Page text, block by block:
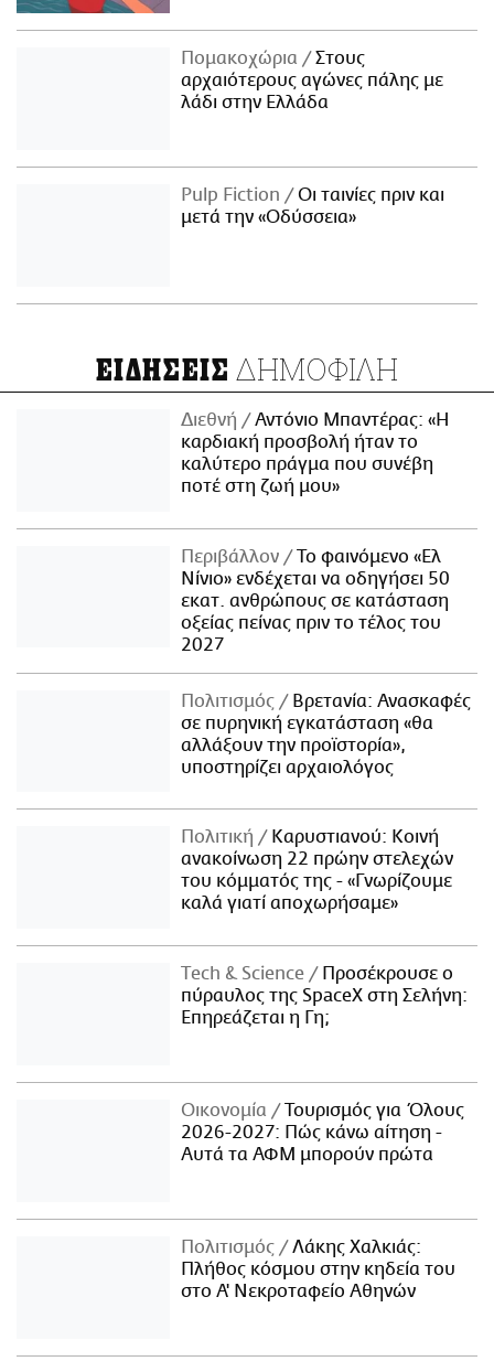
Πομακοχώρια
Στους
αρχαιότερους αγώνες πάλης με
λάδι στην Ελλάδα
Pulp Fiction
Οι ταινίες πριν και
μετά την «Οδύσσεια»
ΕΙΔΗΣΕΙΣ ΔΗΜΟΦΙΛΗ
Διεθνή
Αντόνιο Μπαντέρας: «Η
καρδιακή προσβολή ήταν το
καλύτερο πράγμα που συνέβη
ποτέ στη ζωή μου»
Περιβάλλον
Το φαινόμενο «Ελ
Νίνιο» ενδέχεται να οδηγήσει 50
εκατ. ανθρώπους σε κατάσταση
οξείας πείνας πριν το τέλος του
2027
Πολιτισμός
Βρετανία: Ανασκαφές
σε πυρηνική εγκατάσταση «θα
αλλάξουν την προϊστορία»,
υποστηρίζει αρχαιολόγος
Πολιτική
Καρυστιανού: Κοινή
ανακοίνωση 22 πρώην στελεχών
του κόμματός της - «Γνωρίζουμε
καλά γιατί αποχωρήσαμε»
Τech & Science
Προσέκρουσε ο
πύραυλος της SpaceX στη Σελήνη:
Επηρεάζεται η Γη;
Οικονομία
Τουρισμός για Όλους
2026-2027: Πώς κάνω αίτηση -
Αυτά τα ΑΦΜ μπορούν πρώτα
Πολιτισμός
Λάκης Χαλκιάς:
Πλήθος κόσμου στην κηδεία του
στο Α' Νεκροταφείο Αθηνών